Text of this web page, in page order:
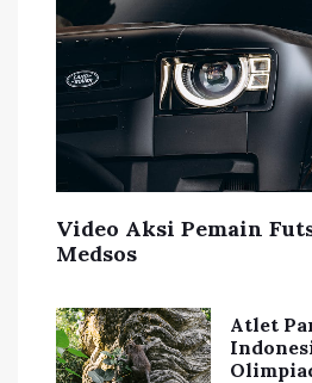
Video Aksi Pemain
Medsos
Atlet